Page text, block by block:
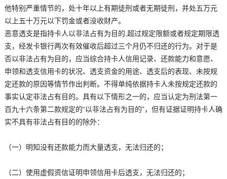
他特别严重情节的，处十年以上有期徒刑或者无期徒刑，并处五万元
以上五十万元以下罚金或者没收财产。
恶意透支是指持卡人以非法占有为目的,超过规定限额或者规定期限透
支，经发卡银行两次有效催收后超过三个月仍不归还的行为。对于是
否以非法占有为目的，应当综合持卡人信用记录、还款能力和意愿、
申领和透支信用卡的状况、透支资金的用途、透支后的表现、未按规
定还款的原因等情节作出判断。不得单纯依据持卡人未按规定还款的
事实认定非法占有目的。具有以下情形之一的，应当认定为刑法第一
百九十六条第二款规定的“以非法占有为目的”，但有证据证明持卡人确
实不具有非法占有目的的除外：
（一）明知没有还款能力而大量透支，无法归还的；
（二）使用虚假资信证明申领信用卡后透支，无法归还的；